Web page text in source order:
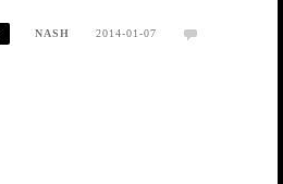
NASH
2014-01-07